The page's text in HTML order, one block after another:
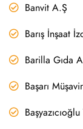
Banvit A.Ş
Barış İnşaat
Barilla Gıda
Başarı